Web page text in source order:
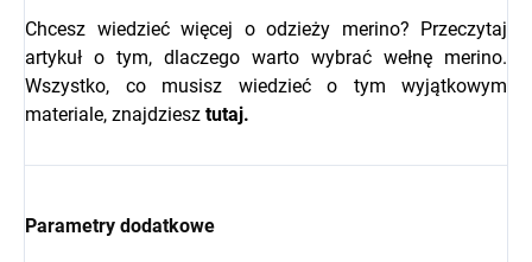
Chcesz wiedzieć więcej o odzieży merino? Przeczytaj
artykuł o tym, dlaczego warto wybrać wełnę merino.
Wszystko, co musisz wiedzieć o tym wyjątkowym
materiale, znajdziesz tutaj.
Parametry dodatkowe